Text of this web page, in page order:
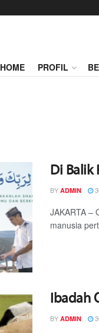
HOME PROFIL
Di Balik
BY ADMIN
JAKARTA –
manusia
Ibadah
BY ADMIN